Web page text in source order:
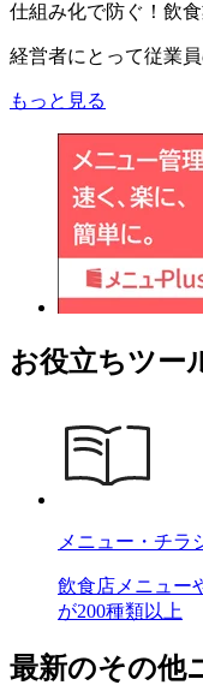
仕組み化で防ぐ！飲
経営者にとって従業
もっと見る
お役立ちツー
メニュー・チラ
飲食店メニュー
が200種類以上
最新のその他